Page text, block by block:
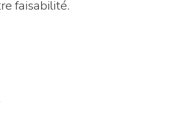
faisabilité.